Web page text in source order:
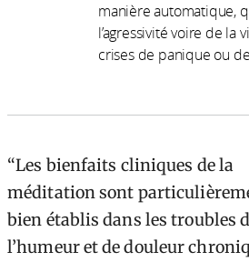
manière automatique,
l’agressivité voire de
crises de panique ou
Les bienfaits cliniques de la
méditation sont
bien établis dans les troubles
l’humeur et de douleur